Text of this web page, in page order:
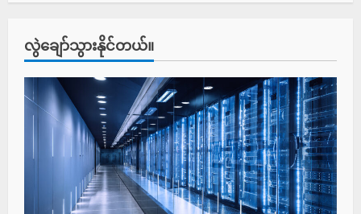
လွဲချော်သွားနိုင်တယ်။